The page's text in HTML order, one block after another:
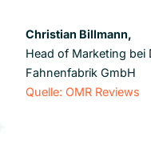
Christian Billmann,
Head of Marketing bei
Fahnenfabrik GmbH
Quelle: OMR Reviews